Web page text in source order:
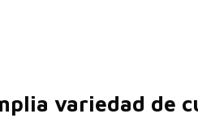
variedad de